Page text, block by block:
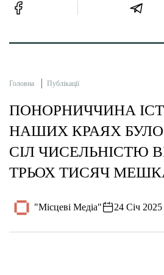
Головна Публікації
ПОНОРНИЧЧИНА
НАШИХ КРАЯХ БУЛО
СІЛ ЧИСЕЛЬНІСТЮ
ТРЬОХ ТИСЯЧ
"Місцеві Медіа" 24 Січ 2025